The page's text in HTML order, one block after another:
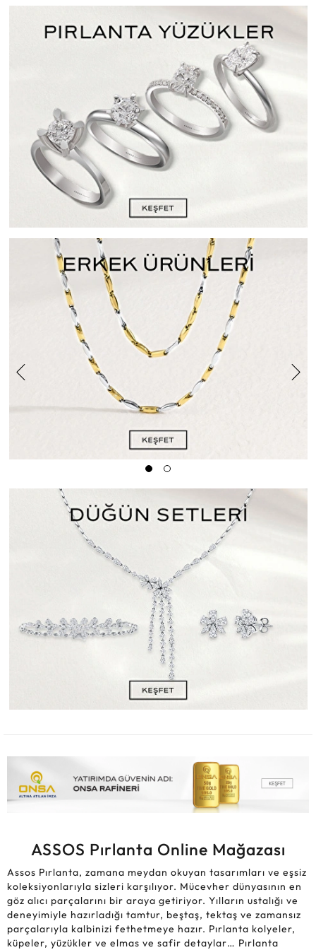
ASSOS Pırlanta Online Mağazası
Assos Pırlanta, zamana meydan okuyan tasarımları ve eşsiz
koleksiyonlarıyla sizleri karşılıyor. Mücevher dünyasının en
göz alıcı parçalarını bir araya getiriyor. Yılların ustalığı ve
deneyimiyle hazırladığı tamtur, beştaş, tektaş ve zamansız
parçalarıyla kalbinizi fethetmeye hazır. Pırlanta kolyeler,
küpeler, yüzükler ve elmas ve safir detaylar… Pırlanta